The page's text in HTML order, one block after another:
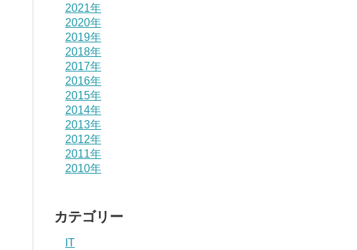
2021年
2020年
2019年
2018年
2017年
2016年
2015年
2014年
2013年
2012年
2011年
2010年
カテゴリー
IT